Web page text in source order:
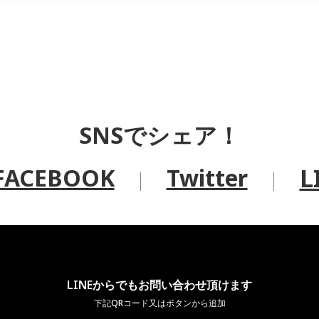
SNSでシェア！
Twitter
LINEからでもお問い合わせ頂けます
下記QRコード又はボタンから追加